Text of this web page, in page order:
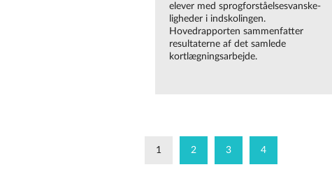
elever med sprogforståelsesvanske-
ligheder i indskolingen.
Hovedrapporten sammenfatter
resultaterne af det samlede
kortlægningsarbejde.
1 2 3 4